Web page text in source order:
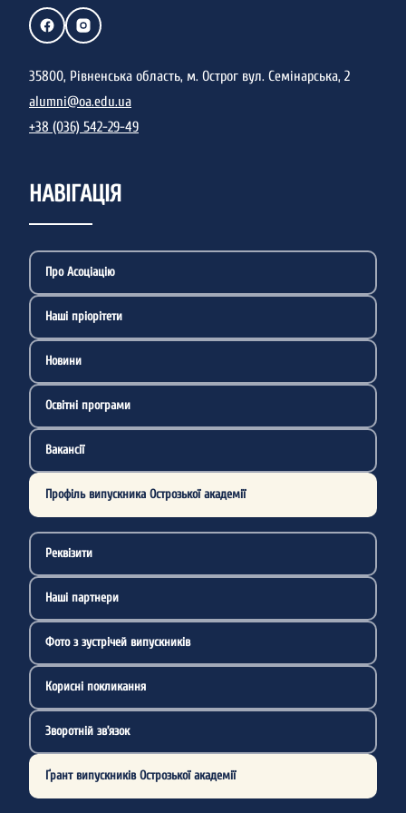
35800, Рівненська область, м. Острог вул. Семінарська, 2
alumni@oa.edu.ua
+38 (036) 542-29-49
НАВІГАЦІЯ
Про Асоціацію
Наші пріорітети
Новини
Освітні програми
Вакансії
Профіль випускника Острозької академії
Реквізити
Наші партнери
Фото з зустрічей випускників
Корисні покликання
Зворотній зв’язок
Ґрант випускників Острозької академії